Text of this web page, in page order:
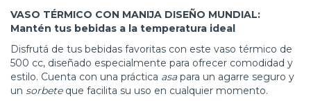
VASO TÉRMICO CON MANIJA DISEÑO MUNDIAL:
Mantén tus bebidas a la temperatura ideal
Disfrutá de tus bebidas favoritas con este vaso térmico de
500 cc, diseñado especialmente para ofrecer comodidad y
estilo. Cuenta con una práctica asapara un agarre seguro y
un sorbeteque facilita su uso en cualquier momento.